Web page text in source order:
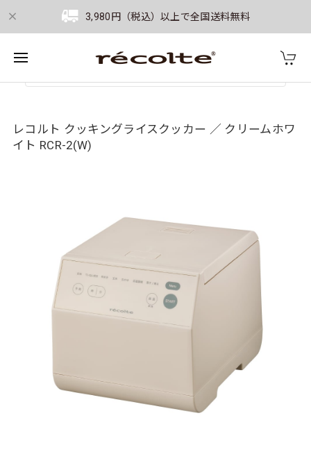
3,980円（税込）以上で全国送料無料
レコルト クッキングライスクッカー ／ クリームホワ
イト RCR-2(W)